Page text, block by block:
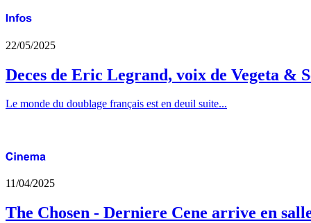
22/05/2025
Deces de Eric Legrand, voix de Vegeta &
Le monde du doublage français est en deuil suite...
11/04/2025
The Chosen - Derniere Cene arrive en